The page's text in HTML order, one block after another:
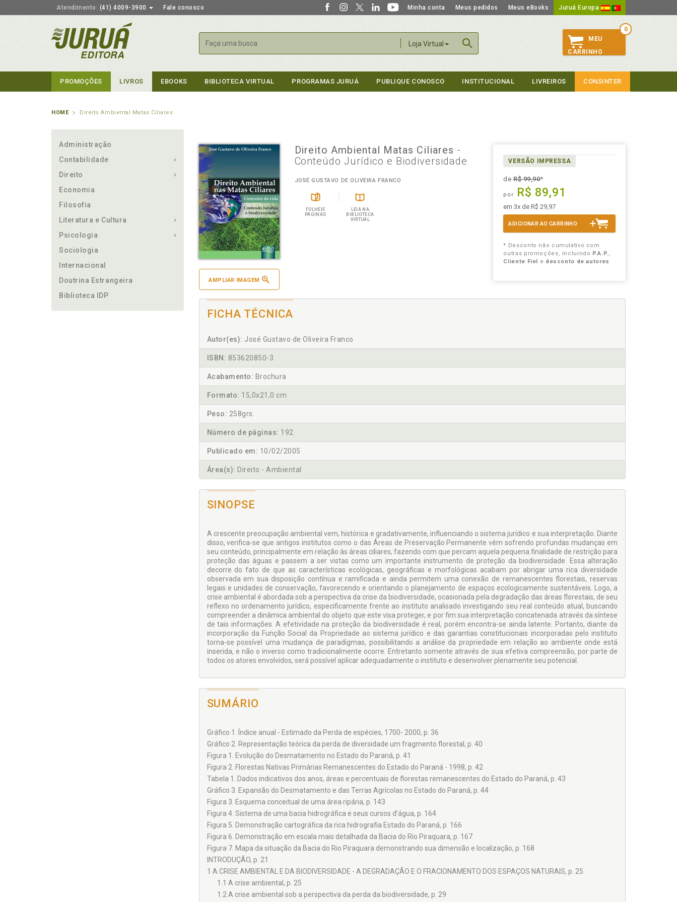
Atendimento: (41) 4009-3900 Fale conosco Minha conta Meus pedidos Meus eBooks Juruá Europa
Loja Virtual
Buscar
0
MEU
CARRINHO
PROMOÇÕES LIVROS EBOOKS BIBLIOTECA VIRTUAL PROGRAMAS JURUÁ PUBLIQUE CONOSCO INSTITUCIONAL LIVREIROS CONSINTER
HOME Direito Ambiental Matas Ciliares
Administração
Contabilidade
Direito
Economia
Filosofia
Literatura e Cultura
Psicologia
Sociologia
Internacional
Doutrina Estrangeira
Biblioteca IDP
AMPLIAR IMAGEM
Direito Ambiental Matas Ciliares -
Conteúdo Jurídico e Biodiversidade
JOSÉ GUSTAVO DE OLIVEIRA FRANCO
FOLHEIE
PÁGINAS
LEIA NA
BIBLIOTECA
VIRTUAL
VERSÃO IMPRESSA
deR$ 99,90*
por R$ 89,91
em 3x de R$ 29,97
ADICIONAR AO CARRINHO
* Desconto não cumulativo com
outras promoções, incluindo P.A.P.,
Cliente Fiel e desconto de autores
FICHA TÉCNICA
Autor(es): José Gustavo de Oliveira Franco
ISBN: 853620850-3
Acabamento: Brochura
Formato: 15,0x21,0 cm
Peso: 258grs.
Número de páginas: 192
Publicado em: 10/02/2005
Área(s): Direito - Ambiental
SINOPSE
A crescente preocupação ambiental vem, histórica e gradativamente, influenciando o sistema jurídico e sua interpretação. Diante
disso, verifica-se que antigos institutos como o das Áreas de Preservação Permanente vêm sofrendo profundas mudanças em
seu conteúdo, principalmente em relação às áreas ciliares, fazendo com que percam aquela pequena finalidade de restrição para
proteção das águas e passem a ser vistas como um importante instrumento de proteção da biodiversidade. Essa alteração
decorre do fato de que as características ecológicas, geográficas e morfológicas acabam por abrigar uma rica diversidade
observada em sua disposição contínua e ramificada e ainda permitem uma conexão de remanescentes florestais, reservas
legais e unidades de conservação, favorecendo e orientando o planejamento de espaços ecologicamente sustentáveis. Logo, a
crise ambiental é abordada sob a perspectiva da crise da biodiversidade, ocasionada pela degradação das áreas florestais, de seu
reflexo no ordenamento jurídico, especificamente frente ao instituto analisado investigando seu real conteúdo atual, buscando
compreender a dinâmica ambiental do objeto que este visa proteger, e por fim sua interpretação concatenada através da síntese
de tais informações. A efetividade na proteção da biodiversidade é real, porém encontra-se ainda latente. Portanto, diante da
incorporação da Função Social da Propriedade ao sistema jurídico e das garantias constitucionais incorporadas pelo instituto
torna-se possível uma mudança de paradigmas, possibilitando a análise da propriedade em relação ao ambiente onde está
inserida, e não o inverso como tradicionalmente ocorre. Entretanto somente através de sua efetiva compreensão, por parte de
todos os atores envolvidos, será possível aplicar adequadamente o instituto e desenvolver plenamente seu potencial.
SUMÁRIO
Gráfico 1. Índice anual - Estimado da Perda de espécies, 1700- 2000, p. 36
Gráfico 2. Representação teórica da perda de diversidade um fragmento florestal, p. 40
Figura 1. Evolução do Desmatamento no Estado do Paraná, p. 41
Figura 2. Florestas Nativas Primárias Remanescentes do Estado do Paraná - 1998, p. 42
Tabela 1. Dados indicativos dos anos, áreas e percentuais de florestas remanescentes do Estado do Paraná, p. 43
Gráfico 3. Expansão do Desmatamento e das Terras Agrícolas no Estado do Paraná, p. 44
Figura 3. Esquema conceitual de uma área ripária, p. 143
Figura 4. Sistema de uma bacia hidrográfica e seus cursos d’água, p. 164
Figura 5. Demonstração cartográfica da rica hidrografia Estado do Paraná, p. 166
Figura 6. Demonstração em escala mais detalhada da Bacia do Rio Piraquara, p. 167
Figura 7. Mapa da situação da Bacia do Rio Piraquara demonstrando sua dimensão e localização, p. 168
INTRODUÇÃO, p. 21
1 A CRISE AMBIENTAL E DA BIODIVERSIDADE - A DEGRADAÇÃO E O FRACIONAMENTO DOS ESPAÇOS NATURAIS, p. 25
1.1 A crise ambiental, p. 25
1.2 A crise ambiental sob a perspectiva da perda da biodiversidade, p. 29